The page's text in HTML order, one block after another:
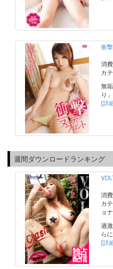
衝
消
カ
無
り
[詳
週間ダウンロードランキング
消
カ
ョ
過
ら
[詳